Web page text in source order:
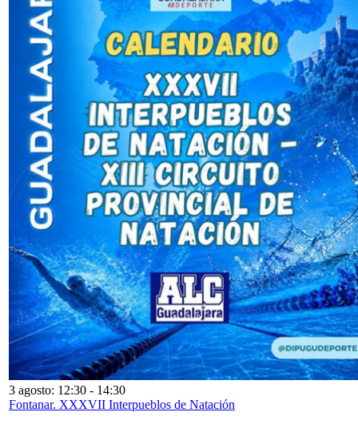
3 agosto: 12:30 - 14:30
Fontanar. XXXVII Interpueblos de Natación